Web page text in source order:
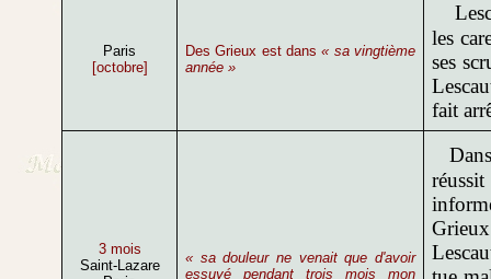
Paris
[octobre]
Des Grieux est dans« sa vingtième
année »
les
ses
fait
3 mois
Saint-Lazare
« sa douleur ne venait que d'avoir
essuyé pendant trois mois mon